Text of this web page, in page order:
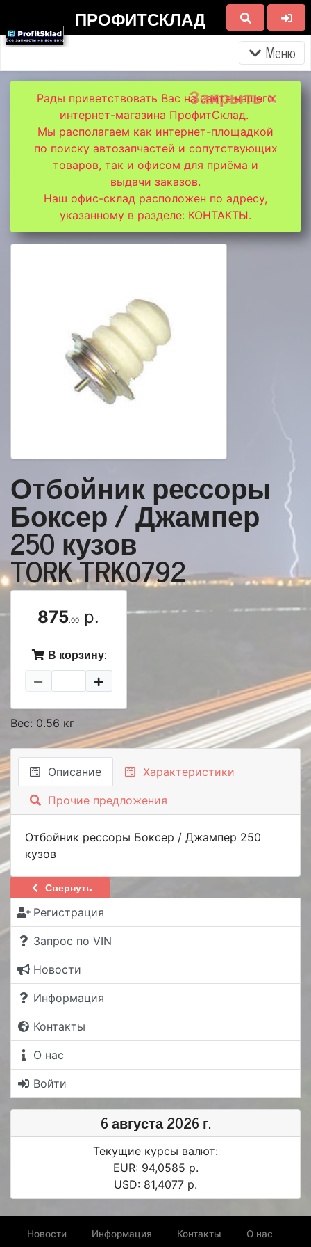
ПРОФИТСКЛАД
Меню
Закрыть ×
Рады приветствовать Вас на сайте нашего
интернет-магазина ПрофитСклад.
Мы располагаем как интернет-площадкой
по поиску автозапчастей и сопутствующих
товаров, так и офисом для приёма и
выдачи заказов.
Наш офис-склад расположен по адресу,
указанному в разделе: КОНТАКТЫ.
Свернуть
Регистрация
Запрос по VIN
Новости
Информация
Контакты
О нас
Войти
6 августа 2026 г.
Текущие курсы валют:
EUR: 94,0585 р.
USD: 81,4077 р.
Отбойник рессоры
Боксер / Джампер
250 кузов
TORK TRK0792
875.00 р.
В корзину:
Вес: 0.56 кг
Описание Характеристики
Прочие предложения
Отбойник рессоры Боксер / Джампер 250
кузов
Новости Информация Контакты О нас